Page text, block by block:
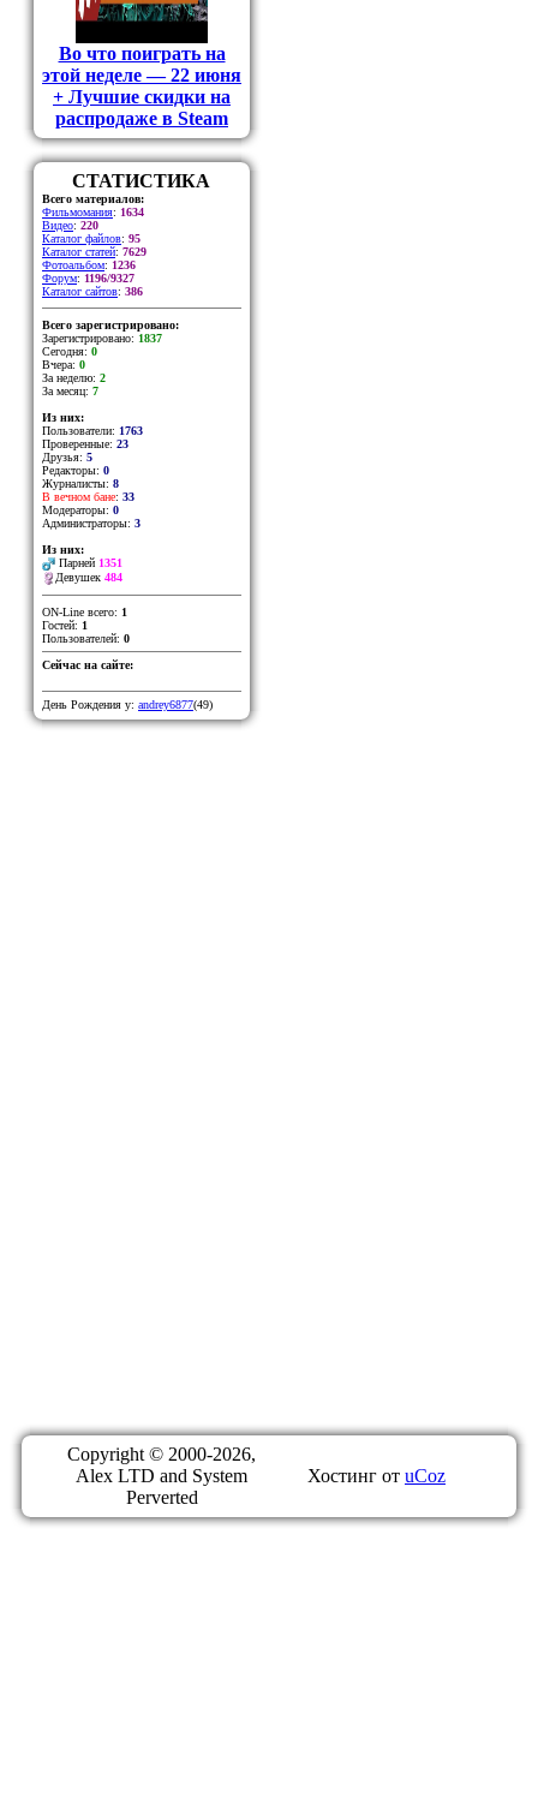
Во что поиграть на
этой неделе — 22 июня
+ Лучшие скидки на
распродаже в Steam
СТАТИСТИКА
Всего материалов:
Фильмомания: 1634
Видео: 220
Каталог файлов: 95
Каталог статей: 7629
Фотоальбом: 1236
Форум: 1196/9327
Каталог сайтов: 386
Всего зарегистрировано:
Зарегистрировано: 1837
Сегодня: 0
Вчера: 0
За неделю: 2
За месяц: 7
Из них:
Пользователи: 1763
Проверенные: 23
Друзья: 5
Редакторы: 0
Журналисты: 8
В вечном бане: 33
Модераторы: 0
Администраторы: 3
Из них:
Парней 1351
Девушек 484
ON-Line всего: 1
Гостей: 1
Пользователей: 0
Сейчас на сайте:
День Рождения у: andrey6877(49)
Copyright © 2000-2026,
Alex LTD and System
Perverted
Хостинг от uCoz